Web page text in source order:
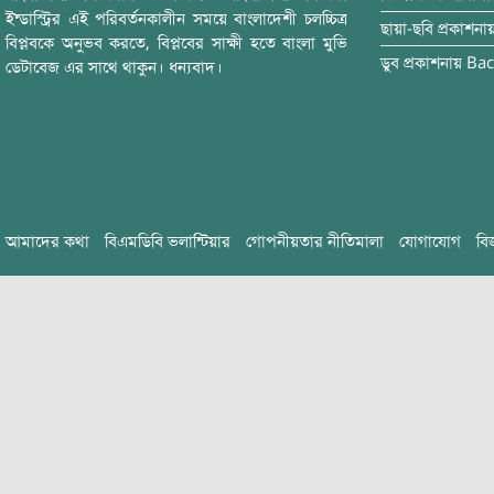
ইন্ডাস্ট্রির এই পরিবর্তনকালীন সময়ে বাংলাদেশী চলচ্চিত্র
বিপ্লবকে অনুভব করতে, বিপ্লবের সাক্ষী হতে বাংলা মুভি
ডেটাবেজ এর সাথে থাকুন। ধন্যবাদ।
ছায়া-ছবি
ডুব প্রকাশনায়
আমাদের কথা বিএমডিবি ভলান্টিয়ার গোপনীয়তার নীতিমালা যোগাযোগ